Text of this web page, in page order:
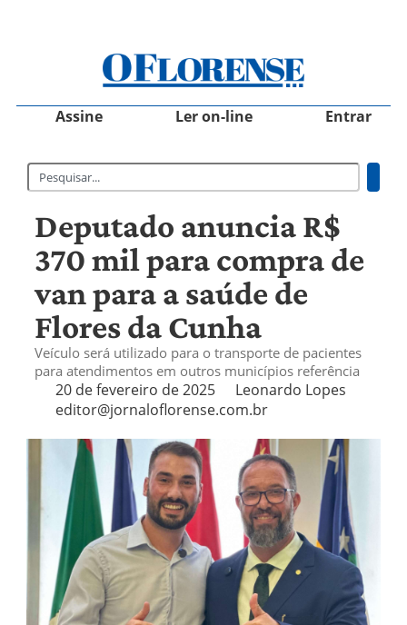
Assine Ler on-line Entrar
Deputado anuncia R$
370 mil para compra de
van para a saúde de
Flores da Cunha
Veículo será utilizado para o transporte de pacientes
para atendimentos em outros municípios referência
20 de fevereiro de 2025
Leonardo Lopes
editor@jornaloflorense.com.br